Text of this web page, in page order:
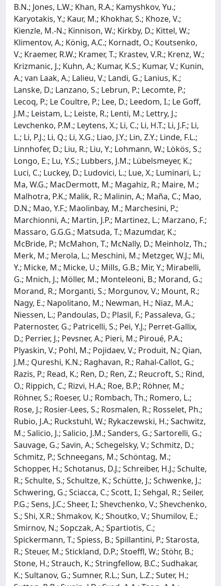
B.N.; Jones, L.W.; Khan, R.A.; Kamyshkov, Yu.;
Karyotakis, Y.; Kaur, M.; Khokhar, S.; Khoze, V.;
Kienzle, M.-N.; Kinnison, W.; Kirkby, D.; Kittel, W.;
Klimentov, A.; König, A.C.; Kornadt, O.; Koutsenko,
V.; Kraemer, R.W.; Kramer, T.; Krastev, V.R.; Krenz, W.;
Krizmanic, J.; Kuhn, A.; Kumar, K.S.; Kumar, V.; Kunin,
A.; van Laak, A.; Lalieu, V.; Landi, G.; Lanius, K.;
Lanske, D.; Lanzano, S.; Lebrun, P.; Lecomte, P.;
Lecoq, P.; Le Coultre, P.; Lee, D.; Leedom, I.; Le Goff,
J.M.; Leistam, L.; Leiste, R.; Lenti, M.; Lettry, J.;
Levchenko, P.M.; Leytens, X.; Li, C.; Li, H.T.; Li, J.F.; Li,
L.; Li, P.J.; Li, Q.; Li, X.G.; Liao, J.Y.; Lin, Z.Y.; Linde, F.L.;
Linnhofer, D.; Liu, R.; Liu, Y.; Lohmann, W.; Lökös, S.;
Longo, E.; Lu, Y.S.; Lubbers, J.M.; Lübelsmeyer, K.;
Luci, C.; Luckey, D.; Ludovici, L.; Lue, X.; Luminari, L.;
Ma, W.G.; MacDermott, M.; Magahiz, R.; Maire, M.;
Malhotra, P.K.; Malik, R.; Malinin, A.; Maña, C.; Mao,
D.N.; Mao, Y.F.; Maolinbay, M.; Marchesini, P.;
Marchionni, A.; Martin, J.P.; Martinez, L.; Marzano, F.;
Massaro, G.G.G.; Matsuda, T.; Mazumdar, K.;
McBride, P.; McMahon, T.; McNally, D.; Meinholz, Th.;
Merk, M.; Merola, L.; Meschini, M.; Metzger, W.J.; Mi,
Y.; Micke, M.; Micke, U.; Mills, G.B.; Mir, Y.; Mirabelli,
G.; Mnich, J.; Möller, M.; Monteleoni, B.; Morand, G.;
Morand, R.; Morganti, S.; Morgunov, V.; Mount, R.;
Nagy, E.; Napolitano, M.; Newman, H.; Niaz, M.A.;
Niessen, L.; Pandoulas, D.; Plasil, F.; Passaleva, G.;
Paternoster, G.; Patricelli, S.; Pei, Y.J.; Perret-Gallix,
D.; Perrier, J.; Pevsner, A.; Pieri, M.; Piroué, P.A.;
Plyaskin, V.; Pohl, M.; Pojidaev, V.; Produit, N.; Qian,
J.M.; Qureshi, K.N.; Raghavan, R.; Rahal-Callot, G.;
Razis, P.; Read, K.; Ren, D.; Ren, Z.; Reucroft, S.; Rind,
O.; Rippich, C.; Rizvi, H.A.; Roe, B.P.; Röhner, M.;
Röhner, S.; Roeser, U.; Rombach, Th.; Romero, L.;
Rose, J.; Rosier-Lees, S.; Rosmalen, R.; Rosselet, Ph.;
Rubio, J.A.; Ruckstuhl, W.; Rykaczewski, H.; Sachwitz,
M.; Salicio, J.; Salicio, J.M.; Sanders, G.; Sartorelli, G.;
Sauvage, G.; Savin, A.; Schegelsky, V.; Schmitz, D.;
Schmitz, P.; Schneegans, M.; Schöntag, M.;
Schopper, H.; Schotanus, D.J.; Schreiber, H.J.; Schulte,
R.; Schulte, S.; Schultze, K.; Schütte, J.; Schwenke, J.;
Schwering, G.; Sciacca, C.; Scott, I.; Sehgal, R.; Seiler,
P.G.; Sens, J.C.; Sheer, I.; Shevchenko, V.; Shevchenko,
S.; Shi, X.R.; Shmakov, K.; Shoutko, V.; Shumilov, E.;
Smirnov, N.; Sopczak, A.; Spartiotis, C.;
Spickermann, T.; Spiess, B.; Spillantini, P.; Starosta,
R.; Steuer, M.; Stickland, D.P.; Stoeffl, W.; Stöhr, B.;
Stone, H.; Strauch, K.; Stringfellow, B.C.; Sudhakar,
K.; Sultanov, G.; Sumner, R.L.; Sun, L.Z.; Suter, H.;